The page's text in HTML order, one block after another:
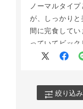
ノーマルタイ
が、しっかりと
間に完食して
っていてビッ
います。
絞り込み